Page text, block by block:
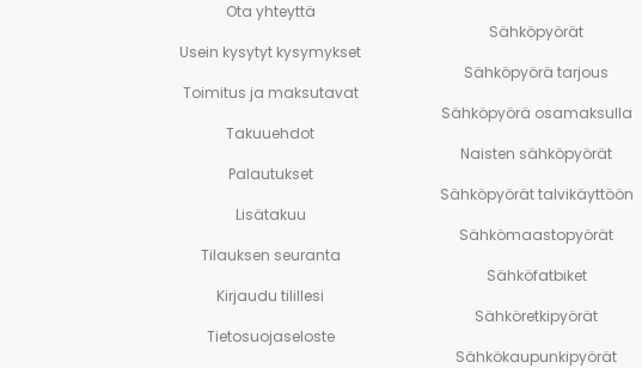
Ota yhteyttä
Usein kysytyt kysymykset
Toimitus ja maksutavat
Takuuehdot
Palautukset
Lisätakuu
Tilauksen seuranta
Kirjaudu tilillesi
Tietosuojaseloste
Sähköpyörät
Sähköpyörä tarjous
Sähköpyörä osamaksulla
Naisten sähköpyörät
Sähköpyörät talvikäyttöön
Sähkömaastopyörät
Sähköfatbiket
Sähköretkipyörät
Sähkökaupunkipyörät